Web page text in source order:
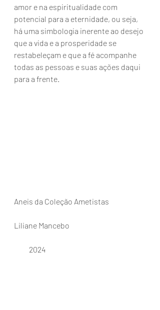
amor e na espiritualidade com
potencial para a eternidade, ou seja,
há uma simbologia inerente ao desejo
que a vida e a prosperidade se
restabeleçam e que a fé acompanhe
todas as pessoas e suas ações daqui
para a frente.
Aneis da Coleção Ametistas
Liliane Mancebo
          2024